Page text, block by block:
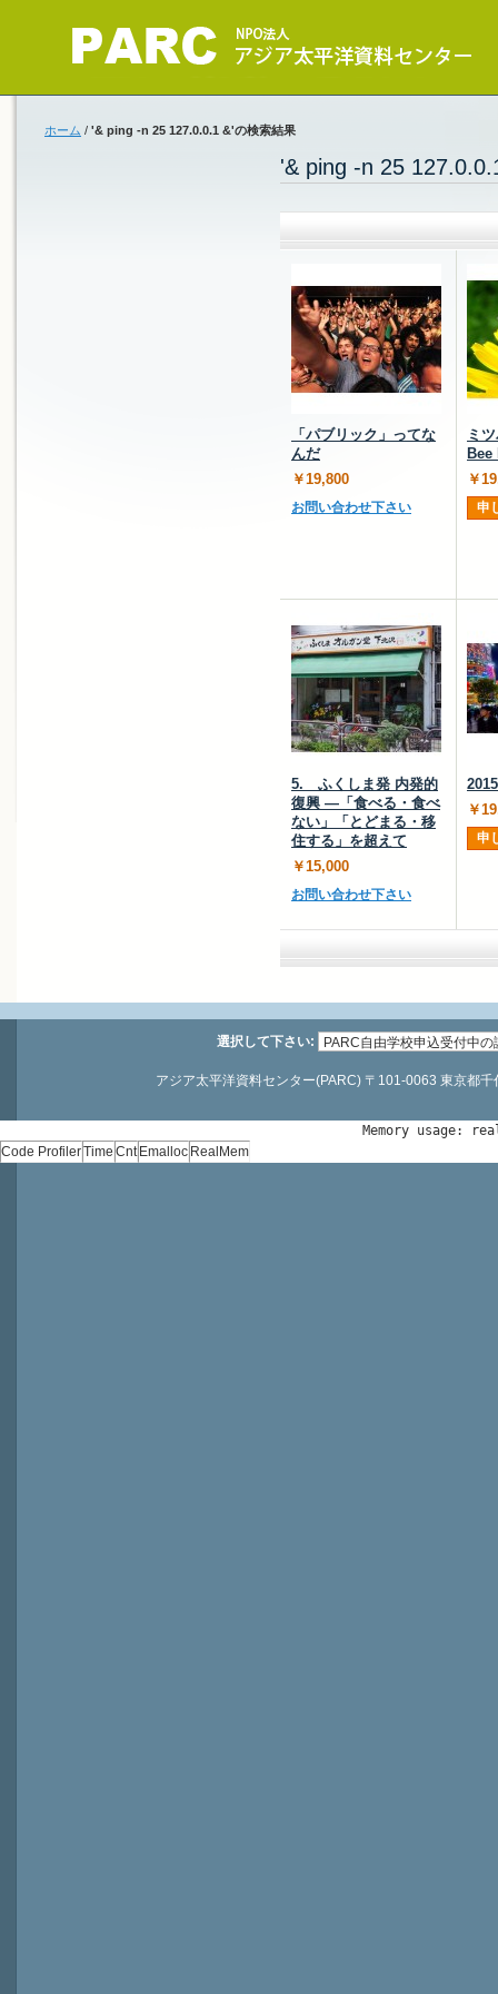
ホーム / '& ping -n 25 127.0.0.1 &'の検索結果
'& ping -n 25
「パブリック」ってな
んだ
￥19,800
お問い合わせ下さい
ミ
Bee
￥
申
5. ふくしま発 内発的
復興 ―「食べる・食べ
ない」「とどまる・移
住する」を超えて
￥15,000
お問い合わせ下さい
￥
申
選択して下さい:
アジア太平洋資料センター(PARC) 〒101-0063 東京都
Memory usage:
Code ProfilerTime Cnt Emalloc RealMem